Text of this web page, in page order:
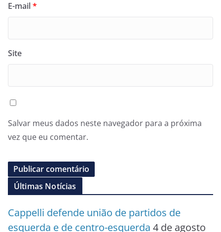
E-mail*
Site
Salvar meus dados neste navegador para a próxima
vez que eu comentar.
Últimas Notícias
Cappelli defende união de partidos de
esquerda e de centro-esquerda 4 de agosto